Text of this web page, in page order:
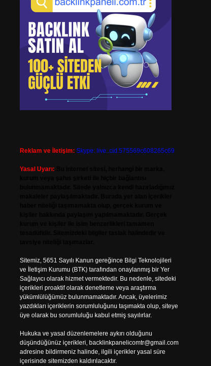
Reklam ve İletişim: Skype: live:.cid.575569c608265c69
Yasal Uyarı:
Sitemiz, 5651 Sayılı Kanun gereğince Bilgi Teknolojileri
ve İletişim Kurumu (BTK) tarafından onaylanmış bir Yer
Sağlayıcı olarak hizmet vermektedir. Bu nedenle, sitedeki
içerikleri proaktif olarak denetleme veya araştırma
yükümlülüğümüz bulunmamaktadır. Ancak, üyelerimiz
yazdıkları içeriklerin sorumluluğunu taşımakta olup, siteye
üye olarak bu sorumluluğu kabul etmiş sayılırlar.
Hukuka ve yasal düzenlemelere aykırı olduğunu
düşündüğünüz içerikleri, backlinkpanelicomtr@gmail.com
adresine bildirmeniz halinde, ilgili içerikler yasal süre
içerisinde sitemizden kaldırılacaktır.